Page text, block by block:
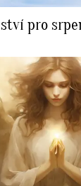
pro